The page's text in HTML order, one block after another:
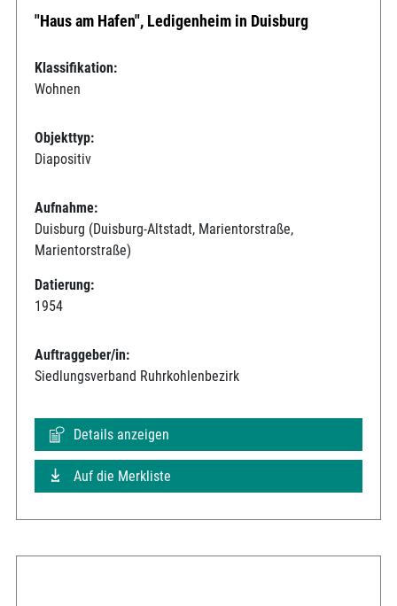
"Haus am Hafen", Ledigenheim in Duisburg
Klassifikation:
Wohnen
Objekttyp:
Diapositiv
Aufnahme:
Duisburg (Duisburg-Altstadt, Marientorstraße,
Marientorstraße)
Datierung:
1954
Auftraggeber/in:
Siedlungsverband Ruhrkohlenbezirk
Details anzeigen
Auf die Merkliste